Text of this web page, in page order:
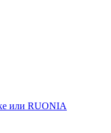
или RUONIA